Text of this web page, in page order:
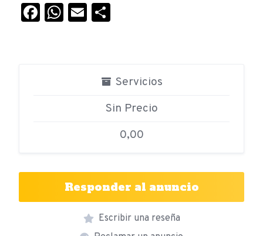
Facebook
WhatsApp
Email
Servicios
Sin Precio
0,00
Responder al anuncio
Escribir una reseña